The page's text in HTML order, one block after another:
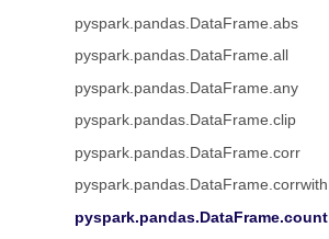
pyspark.pandas.DataFrame.abs
pyspark.pandas.DataFrame.all
pyspark.pandas.DataFrame.any
pyspark.pandas.DataFrame.clip
pyspark.pandas.DataFrame.corr
pyspark.pandas.DataFrame.corrwith
pyspark.pandas.DataFrame.count